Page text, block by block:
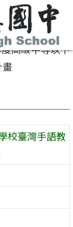
高級中等以下
校臺灣手語教